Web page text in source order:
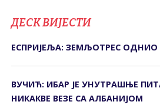
ДЕСК ВИЈЕСТИ
ЕСПРИЈЕЉА: ЗЕМЉОТРЕС ОДНИО
ВУЧИЋ: ИБАР ЈЕ УНУТРАШЊЕ
НИКАКВЕ ВЕЗЕ СА АЛБАНИЈОМ